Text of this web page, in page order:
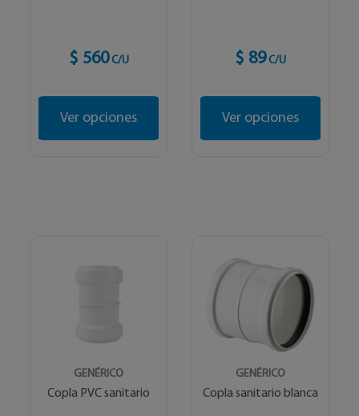
$ 560 C/U
Ver opciones
$ 89 C/U
Ver opciones
GENÉRICO
Copla PVC sanitario
GENÉRICO
Copla sanitario blanca